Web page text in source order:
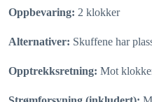
Oppbevaring: 2 klokker
Alternativer: Skuffene har
Opptrekksretning: Mot